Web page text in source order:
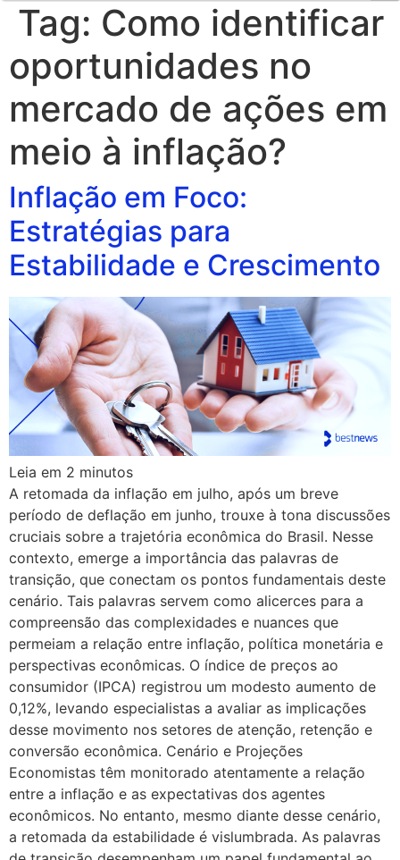
Tag: Como identificar
oportunidades no
mercado de ações em
meio à inflação?
Inflação em Foco:
Estratégias para
Estabilidade e Crescimento
Leia em 2 minutos
A retomada da inflação em julho, após um breve
período de deflação em junho, trouxe à tona discussões
cruciais sobre a trajetória econômica do Brasil. Nesse
contexto, emerge a importância das palavras de
transição, que conectam os pontos fundamentais deste
cenário. Tais palavras servem como alicerces para a
compreensão das complexidades e nuances que
permeiam a relação entre inflação, política monetária e
perspectivas econômicas. O índice de preços ao
consumidor (IPCA) registrou um modesto aumento de
0,12%, levando especialistas a avaliar as implicações
desse movimento nos setores de atenção, retenção e
conversão econômica. Cenário e Projeções
Economistas têm monitorado atentamente a relação
entre a inflação e as expectativas dos agentes
econômicos. No entanto, mesmo diante desse cenário,
a retomada da estabilidade é vislumbrada. As palavras